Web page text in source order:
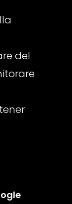
del